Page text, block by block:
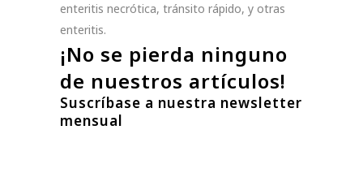
enteritis necrótica, tránsito rápido, y otras
enteritis.
¡No se pierda ninguno
de nuestros artículos!
Suscríbase a nuestra newsletter
mensual